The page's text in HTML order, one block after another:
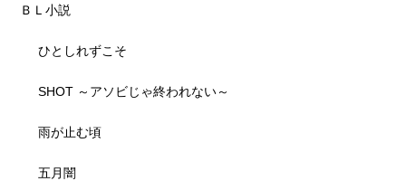
ＢＬ小説
ひとしれずこそ
SHOT ～アソビじゃ終われない～
雨が止む頃
五月闇